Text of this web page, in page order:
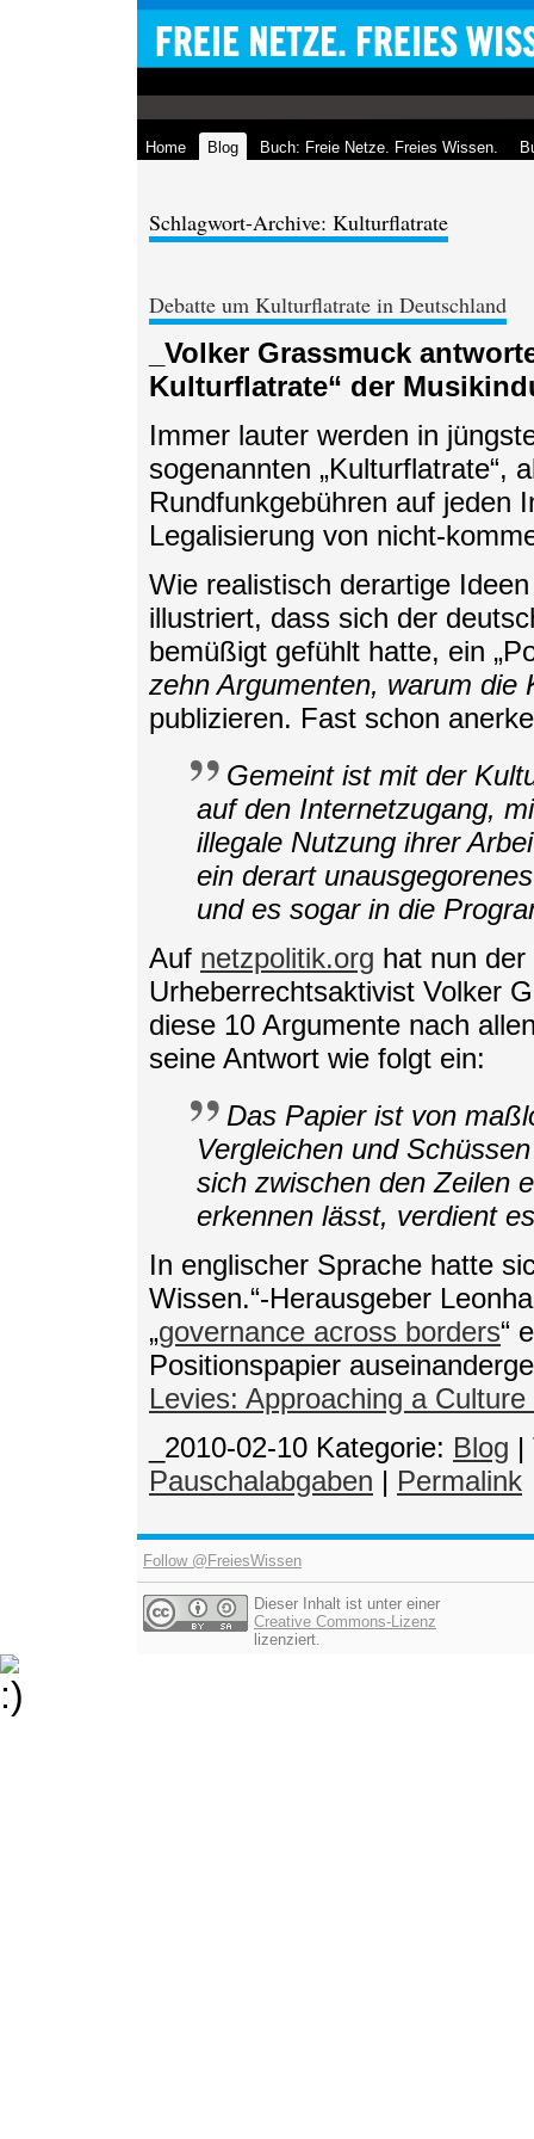
Home Blog Buch: Freie Netze. Freies Wissen.
Schlagwort-Archive: Kulturflatrate
Debatte um Kulturflatrate in Deutschland
_Volker Grassmuck
Kulturflatrate“ der
Immer lauter werden in
sogenannten „Kulturflatrate“,
Rundfunkgebühren auf jeden
Legalisierung von nicht-
Wie realistisch derartige
illustriert, dass sich der
bemüßigt gefühlt hatte, ein
zehn Argumenten, warum die
publizieren. Fast schon
Gemeint ist mit der
auf den Internetzugang,
illegale Nutzung ihrer
ein derart
und es sogar in die
Auf netzpolitik.org hat nun
Urheberrechtsaktivist Volker
diese 10 Argumente nach
seine Antwort wie folgt ein:
Das Papier ist von
Vergleichen und
sich zwischen den Zeilen
erkennen lässt, verdient
In englischer Sprache hatte
Wissen.“-Herausgeber
„governance across borders“
Positionspapier
Levies: Approaching a
_2010-02-10 Kategorie: Blog |
Pauschalabgaben | Permalink
Follow @FreiesWissen
Dieser Inhalt ist unter einer
Creative Commons-Lizenz
lizenziert.